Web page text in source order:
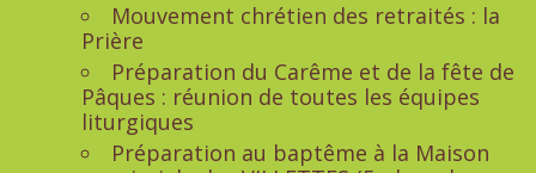
Mouvement chrétien des retraités : la
Prière
Préparation du Carême et de la fête de
Pâques : réunion de toutes les équipes
liturgiques
Préparation au baptême à la Maison